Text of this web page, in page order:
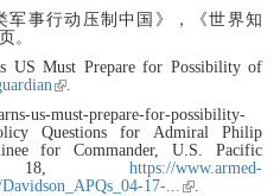
军事行动压制中国》，《世界知
。
US Must Prepare for Possibility of
(link is external)
us-must-prepare-for-possibility-
Questions for Admiral Philip
for Commander, U.S. Pacific
p. 18, https://www.armed-
17-...
(link is